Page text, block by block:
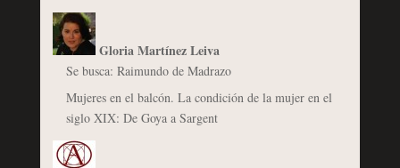
Gloria Martínez Leiva
Se busca: Raimundo de Madrazo
Mujeres en el balcón. La condición de la mujer en el
siglo XIX: De Goya a Sargent